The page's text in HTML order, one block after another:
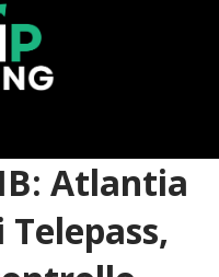
Atlantia
Telepass,